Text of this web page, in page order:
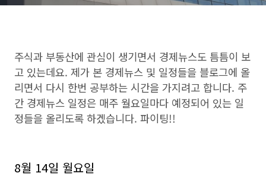
주식과 부동산에 관심이 생기면서 경제뉴스도 틈틈이 보
고 있는데요. 제가 본 경제뉴스 및 일정들을 블로그에 올
리면서 다시 한번 공부하는 시간을 가지려고 합니다. 주
간 경제뉴스 일정은 매주 월요일마다 예정되어 있는 일
정들을 올리도록 하겠습니다. 파이팅!!
8월 14일 월요일